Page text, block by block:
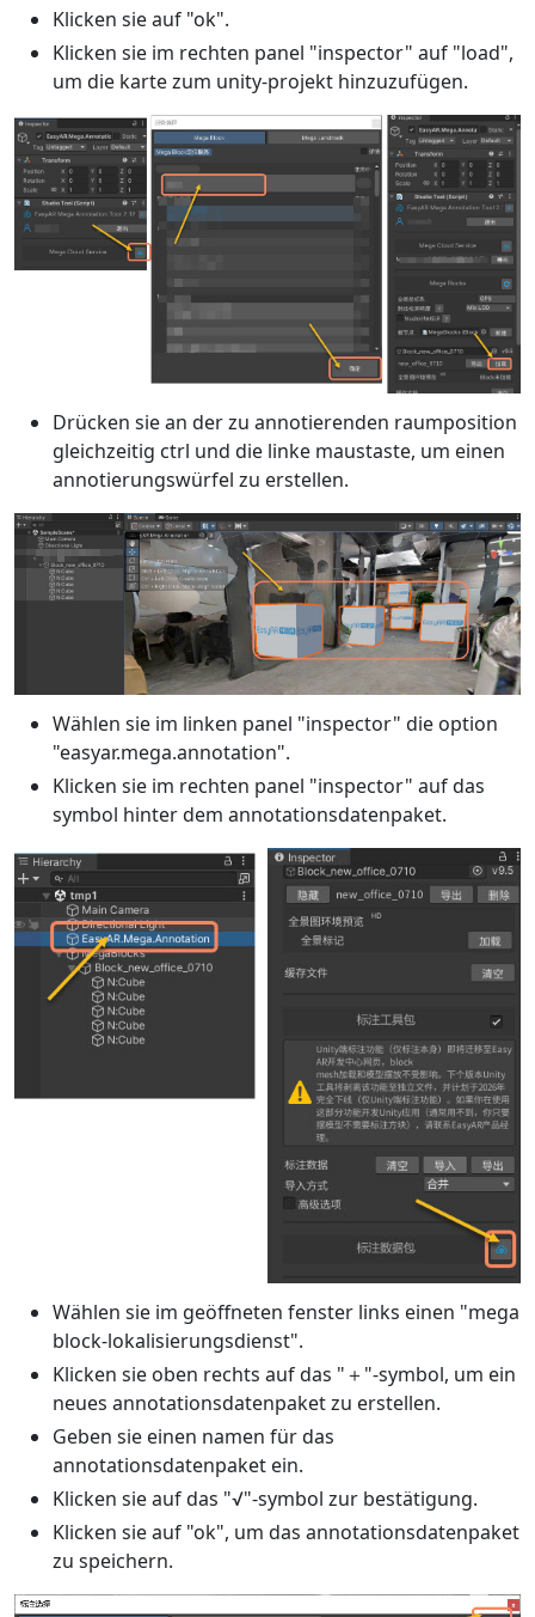
Klicken sie auf "ok".
Klicken sie im rechten panel "inspector" auf "load",
um die karte zum unity-projekt hinzuzufügen.
Drücken sie an der zu annotierenden raumposition
gleichzeitig ctrl und die linke maustaste, um einen
annotierungswürfel zu erstellen.
Wählen sie im linken panel "inspector" die option
"easyar.mega.annotation".
Klicken sie im rechten panel "inspector" auf das
symbol hinter dem annotationsdatenpaket.
Wählen sie im geöffneten fenster links einen "mega
block-lokalisierungsdienst".
Klicken sie oben rechts auf das "＋"-symbol, um ein
neues annotationsdatenpaket zu erstellen.
Geben sie einen namen für das
annotationsdatenpaket ein.
Klicken sie auf das "√"-symbol zur bestätigung.
Klicken sie auf "ok", um das annotationsdatenpaket
zu speichern.